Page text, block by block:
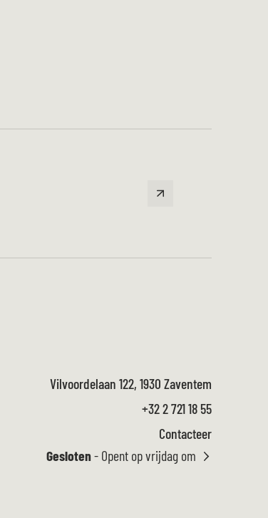
Vilvoordelaan 122, 1930 Zaventem
+32 2 721 18 55
Contacteer
Gesloten- Opent op vrijdag om